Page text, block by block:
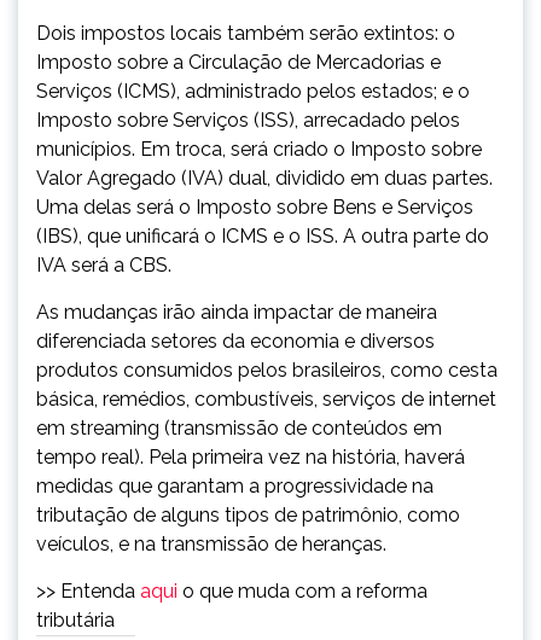
Dois impostos locais também serão extintos: o
Imposto sobre a Circulação de Mercadorias e
Serviços (ICMS), administrado pelos estados; e o
Imposto sobre Serviços (ISS), arrecadado pelos
municípios. Em troca, será criado o Imposto sobre
Valor Agregado (IVA) dual, dividido em duas partes.
Uma delas será o Imposto sobre Bens e Serviços
(IBS), que unificará o ICMS e o ISS. A outra parte do
IVA será a CBS.
As mudanças irão ainda impactar de maneira
diferenciada setores da economia e diversos
produtos consumidos pelos brasileiros, como cesta
básica, remédios, combustíveis, serviços de internet
em streaming (transmissão de conteúdos em
tempo real). Pela primeira vez na história, haverá
medidas que garantam a progressividade na
tributação de alguns tipos de patrimônio, como
veículos, e na transmissão de heranças.
>> Entenda aqui o que muda com a reforma
tributária